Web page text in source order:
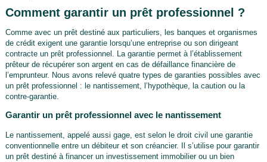
Comment garantir un prêt professionnel ?
Comme avec un prêt destiné aux particuliers, les banques et organismes
de crédit exigent une garantie lorsqu’une entreprise ou son dirigeant
contracte un prêt professionnel. La garantie permet à l’établissement
prêteur de récupérer son argent en cas de défaillance financière de
l’emprunteur. Nous avons relevé quatre types de garanties possibles avec
un prêt professionnel : le nantissement, l’hypothèque, la caution ou la
contre-garantie.
Garantir un prêt professionnel avec le nantissement
Le nantissement, appelé aussi gage, est selon le droit civil une garantie
conventionnelle entre un débiteur et son créancier. Il s’utilise pour garantir
un prêt destiné à financer un investissement immobilier ou un bien